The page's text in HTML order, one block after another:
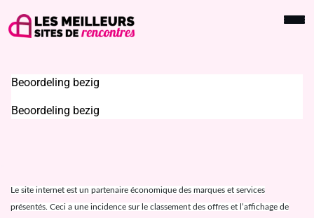
Beoordeling bezig
Beoordeling bezig
Le site internet est un partenaire économique des marques et services
présentés. Ceci a une incidence sur le classement des offres et l’affichage de